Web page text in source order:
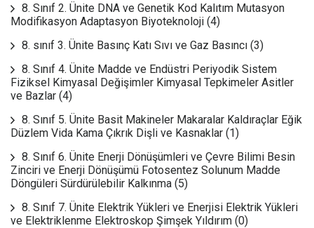
8. Sınıf 2. Ünite DNA ve Genetik Kod Kalıtım Mutasyon
Modifikasyon Adaptasyon Biyoteknoloji (4)
8. sınıf 3. Ünite Basınç Katı Sıvı ve Gaz Basıncı (3)
8. Sınıf 4. Ünite Madde ve Endüstri Periyodik Sistem
Fiziksel Kimyasal Değişimler Kimyasal Tepkimeler Asitler
ve Bazlar (4)
8. Sınıf 5. Ünite Basit Makineler Makaralar Kaldıraçlar Eğik
Düzlem Vida Kama Çıkrık Dişli ve Kasnaklar (1)
8. Sınıf 6. Ünite Enerji Dönüşümleri ve Çevre Bilimi Besin
Zinciri ve Enerji Dönüşümü Fotosentez Solunum Madde
Döngüleri Sürdürülebilir Kalkınma (5)
8. Sınıf 7. Ünite Elektrik Yükleri ve Enerjisi Elektrik Yükleri
ve Elektriklenme Elektroskop Şimşek Yıldırım (0)